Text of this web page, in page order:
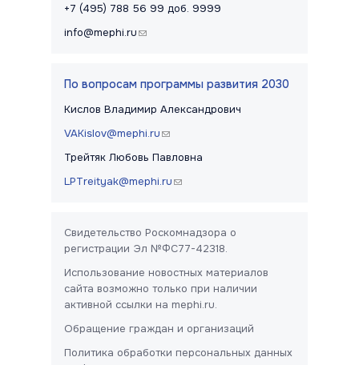
+7 (495) 788 56 99 доб. 9999
info@mephi.ru(link sends e-mail)
По вопросам программы развития 2030
Кислов Владимир Александрович
VAKislov@mephi.ru(link sends e-mail)
Трейтяк Любовь Павловна
LPTreityak@mephi.ru(link sends e-mail)
Свидетельство Роскомнадзора о
регистрации Эл №ФС77-42318.
Использование новостных материалов
сайта возможно только при наличии
активной ссылки на mephi.ru.
Обращение граждан и организаций
Политика обработки персональных данных